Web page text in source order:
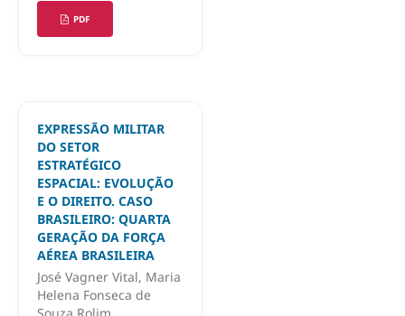
PDF
EXPRESSÃO MILITAR
DO SETOR
ESTRATÉGICO
ESPACIAL: EVOLUÇÃO
E O DIREITO. CASO
BRASILEIRO: QUARTA
GERAÇÃO DA FORÇA
AÉREA BRASILEIRA
José Vagner Vital, Maria
Helena Fonseca de